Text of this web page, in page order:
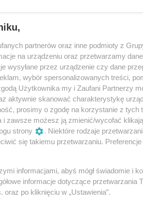
stawiały radomską szkołę
(od 1938 roku nosiła nazwę
w kraju. Uczniowie garnęli
chór męski, orkiestra dęta i zespół
i żywego słowa, a także szkolny
do warsztatów i bardzo
chroniła przed wywózką na roboty
podziemia. Jednym z nich był
Szkoła poniosła w tym
i absolwentów oraz 17 uczniów.
warunkach był wybitny pedagog,
wznowiły działalność. Nie
50 trzech pierwszych w historii
ludzi.
partnerów oraz inne podmioty z
na urządzeniu oraz przetwarzamy
wysyłane przez urządzenie czy dane
wybór spersonalizowanych treści,
Użytkownika my i Zaufani Partnerzy
aktywnie skanować charakterystykę
prosimy o zgodę na korzystanie z tych
i zawsze możesz ją zmienić/wycofać
strony
. Niektóre rodzaje
się takiemu przetwarzaniu.
informacjami, abyś mógł świadomie i
informacje dotyczące przetwarzania
. oraz po kliknięciu w „Ustawienia”.